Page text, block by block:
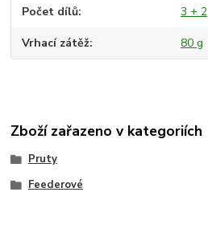
Počet dílů 3 + 2
Vrhací zátěž 80 g
Zboží zařazeno v kategoriích
Pruty
Feederové